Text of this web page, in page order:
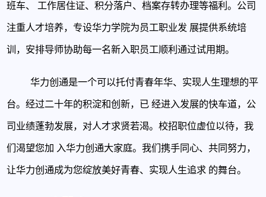
班车、工作居住证、积分落户、档案存转办理等福利。公司
注重人才培养，专设华力学院为员工职业发 展提供系统培
训，安排导师协助每一名新入职员工顺利通过试用期。
华力创通是一个可以托付青春年华、实现人生理想的平
台。经过二十年的积淀和创新，已经进入发展的快车道，公
司业绩蓬勃发展，对人才求贤若渴。校招职位虚位以待，我
们渴望您加 入华力创通大家庭。我们携手同心、共同努力，
让华力创通成为您绽放美好青春、实现人生追求 的舞台。